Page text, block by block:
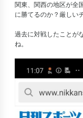
関東、関西の地区が全
に勝てるのか？厳しい
過去に対戦したことが
ね。